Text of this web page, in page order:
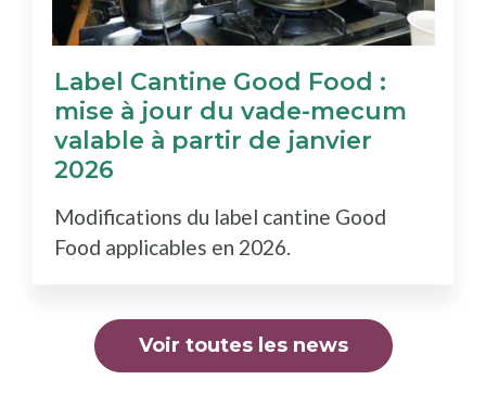
Label Cantine Good Food :
mise à jour du vade-mecum
valable à partir de janvier
2026
Modifications du label cantine Good
Food applicables en 2026.
Voir toutes les news